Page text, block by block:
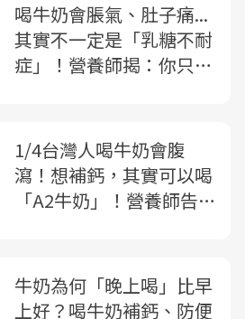
喝牛奶會脹氣、肚子痛...
其實不一定是「乳糖不耐
症」！營養師揭：你只是
1/4台灣人喝牛奶會腹
瀉！想補鈣，其實可以喝
「A2牛奶」！營養師告
牛奶為何「晚上喝」比早
上好？喝牛奶補鈣、防便